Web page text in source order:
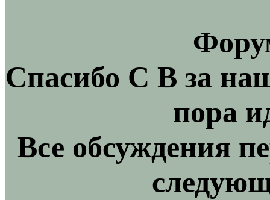
Спасибо С В за
пора
Все обсуждения